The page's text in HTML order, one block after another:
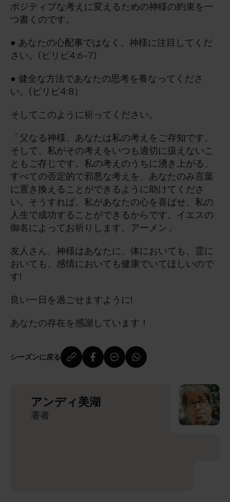
ポジティブな考えに変えるための神様の約束を一
つ書くのです。
● あなたの心配事ではなく、神様に注目してくだ
さい。(ピリピ4:6-7)
● 健全な方法であなたの思考を養なってくださ
い。(ピリピ4:8）
そしてこのように祈ってください。
「父なる神様、あなたは私の考えをご存知です。
そして、私がその考えをいつも適切に扱えないこ
ともご存じです。私の考えのうちに湧き上がる、
すべての否定的で邪悪な考えを、あなたのみ言葉
に置き換えることができるように助けてくださ
い。そうすれば、私があなたの心を喜ばせ、私の
人生で成功することができるからです。イエスの
御名によってお祈りします。アーメン」
友人さん、神様はあなたに、体においても、霊に
おいても、感情においても健康でいてほしいので
す!
良い一日を過ごせますように!
あなたの存在を感謝しています！
シーズンに戻る
アンディ美湖
著者